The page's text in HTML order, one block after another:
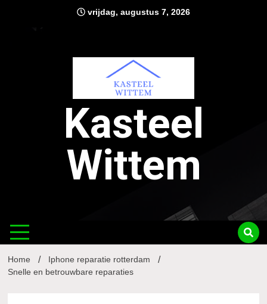
vrijdag, augustus 7, 2026
Kasteel
Wittem
Home
Iphone reparatie rotterdam
Snelle en betrouwbare reparaties